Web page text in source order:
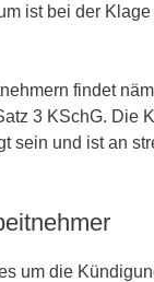
ist bei der
findet
3 KSchG. Die
sein und ist an
um die